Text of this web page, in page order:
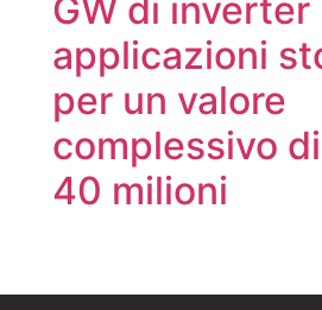
GW di inverter
applicazioni
per un valore
complessivo
40 milioni